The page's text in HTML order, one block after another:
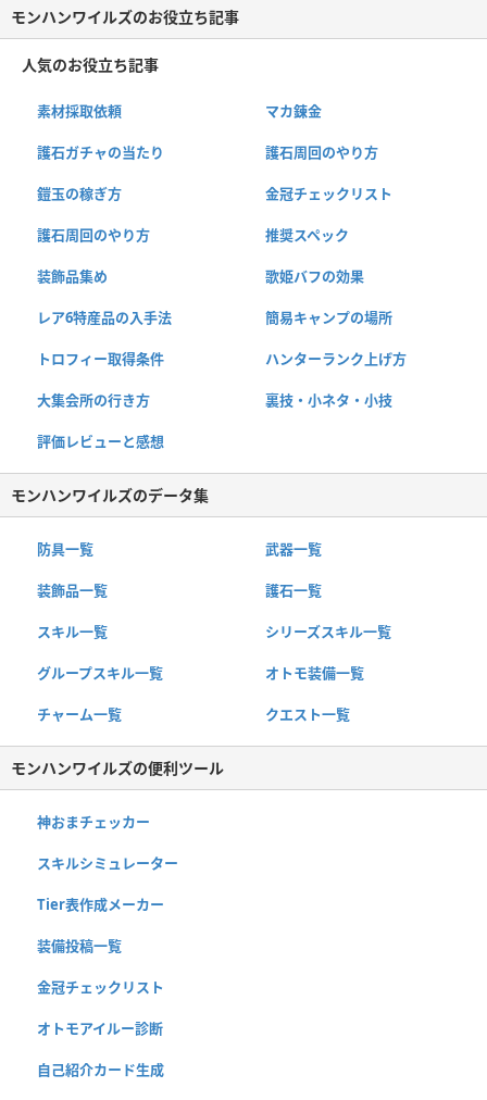
モンハンワイルズのお役立ち記事
人気のお役立ち記事
素材採取依頼 マカ錬金
護石ガチャの当たり 護石周回のやり方
鎧玉の稼ぎ方 金冠チェックリスト
護石周回のやり方 推奨スペック
装飾品集め 歌姫バフの効果
レア6特産品の入手法 簡易キャンプの場所
トロフィー取得条件 ハンターランク上げ方
大集会所の行き方 裏技・小ネタ・小技
評価レビューと感想
モンハンワイルズのデータ集
防具一覧 武器一覧
装飾品一覧 護石一覧
スキル一覧 シリーズスキル一覧
グループスキル一覧 オトモ装備一覧
チャーム一覧 クエスト一覧
モンハンワイルズの便利ツール
神おまチェッカー
スキルシミュレーター
Tier表作成メーカー
装備投稿一覧
金冠チェックリスト
オトモアイルー診断
自己紹介カード生成